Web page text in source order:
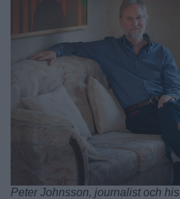
Peter Johnsson, journalist och